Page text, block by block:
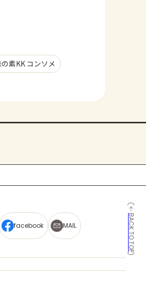
素KK コンソメ
BACK TO TOP
facebook MAIL